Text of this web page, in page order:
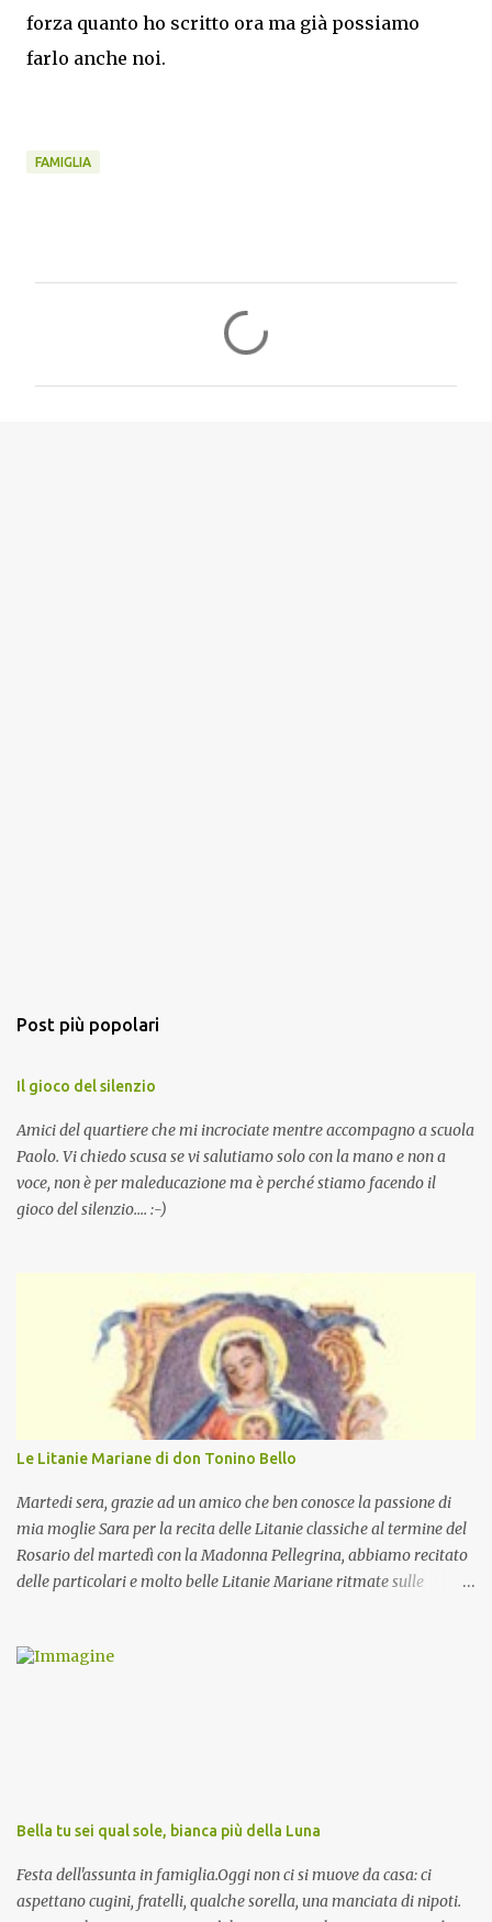
forza quanto ho scritto ora ma già possiamo
farlo anche noi.
FAMIGLIA
Post più popolari
Il gioco del silenzio
Amici del quartiere che mi incrociate mentre accompagno a scuola
Paolo. Vi chiedo scusa se vi salutiamo solo con la mano e non a
voce, non è per maleducazione ma è perché stiamo facendo il
gioco del silenzio.... :-)
Le Litanie Mariane di don Tonino Bello
Martedi sera, grazie ad un amico che ben conosce la passione di
mia moglie Sara per la recita delle Litanie classiche al termine del
Rosario del martedì con la Madonna Pellegrina, abbiamo recitato
delle particolari e molto belle Litanie Mariane ritmate sulle
preghiera.
Bella tu sei qual sole, bianca più della Luna
Festa dell'assunta in famiglia.Oggi non ci si muove da casa: ci
aspettano cugini, fratelli, qualche sorella, una manciata di nipoti.